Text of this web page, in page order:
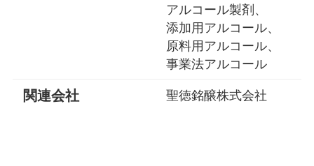
アルコール製剤、
添加用アルコール、
原料用アルコール、
事業法アルコール
関連会社 聖徳銘醸株式会社